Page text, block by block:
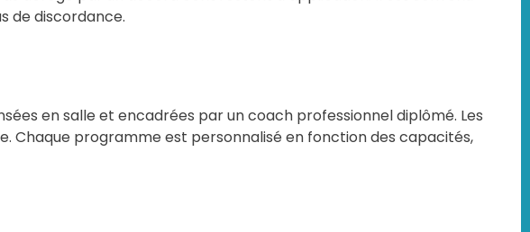
de discordance.
en salle et encadrées par un coach professionnel diplômé. Les
Chaque programme est personnalisé en fonction des capacités,